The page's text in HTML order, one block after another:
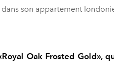
son appartement
Oak Frosted Gold»,